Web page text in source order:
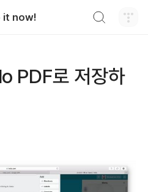
it now!
PDF로 저장하